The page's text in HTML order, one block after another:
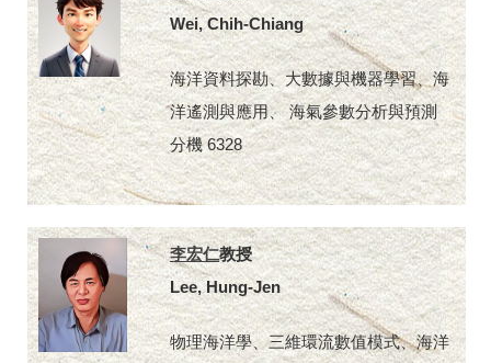
Wei, Chih-Chiang
海洋資料探勘、大數據與機器學習、海
洋遙測與應用、 海氣參數分析與預測
分機 6328
李宏仁教授
Lee, Hung-Jen
物理海洋學、三維環流數值模式、海洋